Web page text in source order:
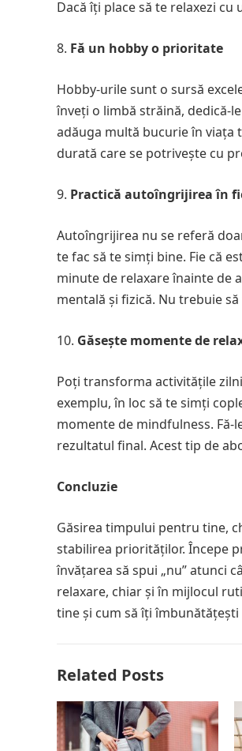
Dacă îți place să te relaxezi
Fă un hobby o prioritate
Hobby-urile sunt o sursă
înveți o limbă străină, dedică-
adăuga multă bucurie în viața
durată care se potrivește cu
Practică autoîngrijirea în
Autoîngrijirea nu se referă
te fac să te simți bine. Fie că
minute de relaxare înainte de
mentală și fizică. Nu trebuie
Găsește momente de
Poți transforma activitățile
exemplu, în loc să te simți
momente de mindfulness.
rezultatul final. Acest tip de
Concluzie
Găsirea timpului pentru tine,
stabilirea priorităților. Începe
învățarea să spui „nu” atunci
relaxare, chiar și în mijlocul
tine și cum să îți
Related Posts